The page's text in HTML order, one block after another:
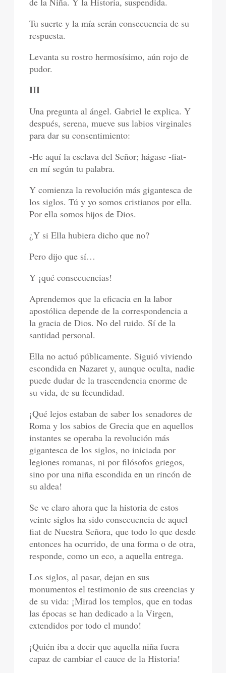
Tu suerte y la mía serán consecuencia de su
respuesta.
Levanta su rostro hermosísimo, aún rojo de
pudor.
III
Una pregunta al ángel. Gabriel le explica. Y
después, serena, mueve sus labios virginales
para dar su consentimiento:
-He aquí la esclava del Señor; hágase -fiat-
en mí según tu palabra.
Y comienza la revolución más gigantesca de
los siglos. Tú y yo somos cristianos por ella.
Por ella somos hijos de Dios.
¿Y si Ella hubiera dicho que no?
Pero dijo que sí…
Y ¡qué consecuencias!
Aprendemos que la eficacia en la labor
apostólica depende de la correspondencia a
la gracia de Dios. No del ruido. Sí de la
santidad personal.
Ella no actuó públicamente. Siguió viviendo
escondida en Nazaret y, aunque oculta, nadie
puede dudar de la trascendencia enorme de
su vida, de su fecundidad.
¡Qué lejos estaban de saber los senadores de
Roma y los sabios de Grecia que en aquellos
instantes se operaba la revolución más
gigantesca de los siglos, no iniciada por
legiones romanas, ni por filósofos griegos,
sino por una niña escondida en un rincón de
su aldea!
Se ve claro ahora que la historia de estos
veinte siglos ha sido consecuencia de aquel
fiat de Nuestra Señora, que todo lo que desde
entonces ha ocurrido, de una forma o de otra,
responde, como un eco, a aquella entrega.
Los siglos, al pasar, dejan en sus
monumentos el testimonio de sus creencias y
de su vida: ¡Mirad los templos, que en todas
las épocas se han dedicado a la Virgen,
extendidos por todo el mundo!
¡Quién iba a decir que aquella niña fuera
capaz de cambiar el cauce de la Historia!